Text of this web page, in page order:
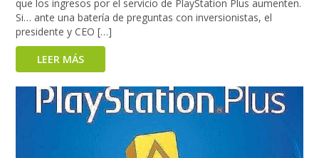
que los ingresos por el servicio de PlayStation Plus aumenten.
Si… ante una batería de preguntas con inversionistas, el
presidente y CEO […]
LEER MÁS